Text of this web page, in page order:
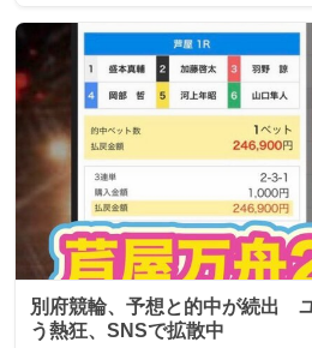
別府競輪、予想と的中が続出
う熱狂、SNSで拡散中